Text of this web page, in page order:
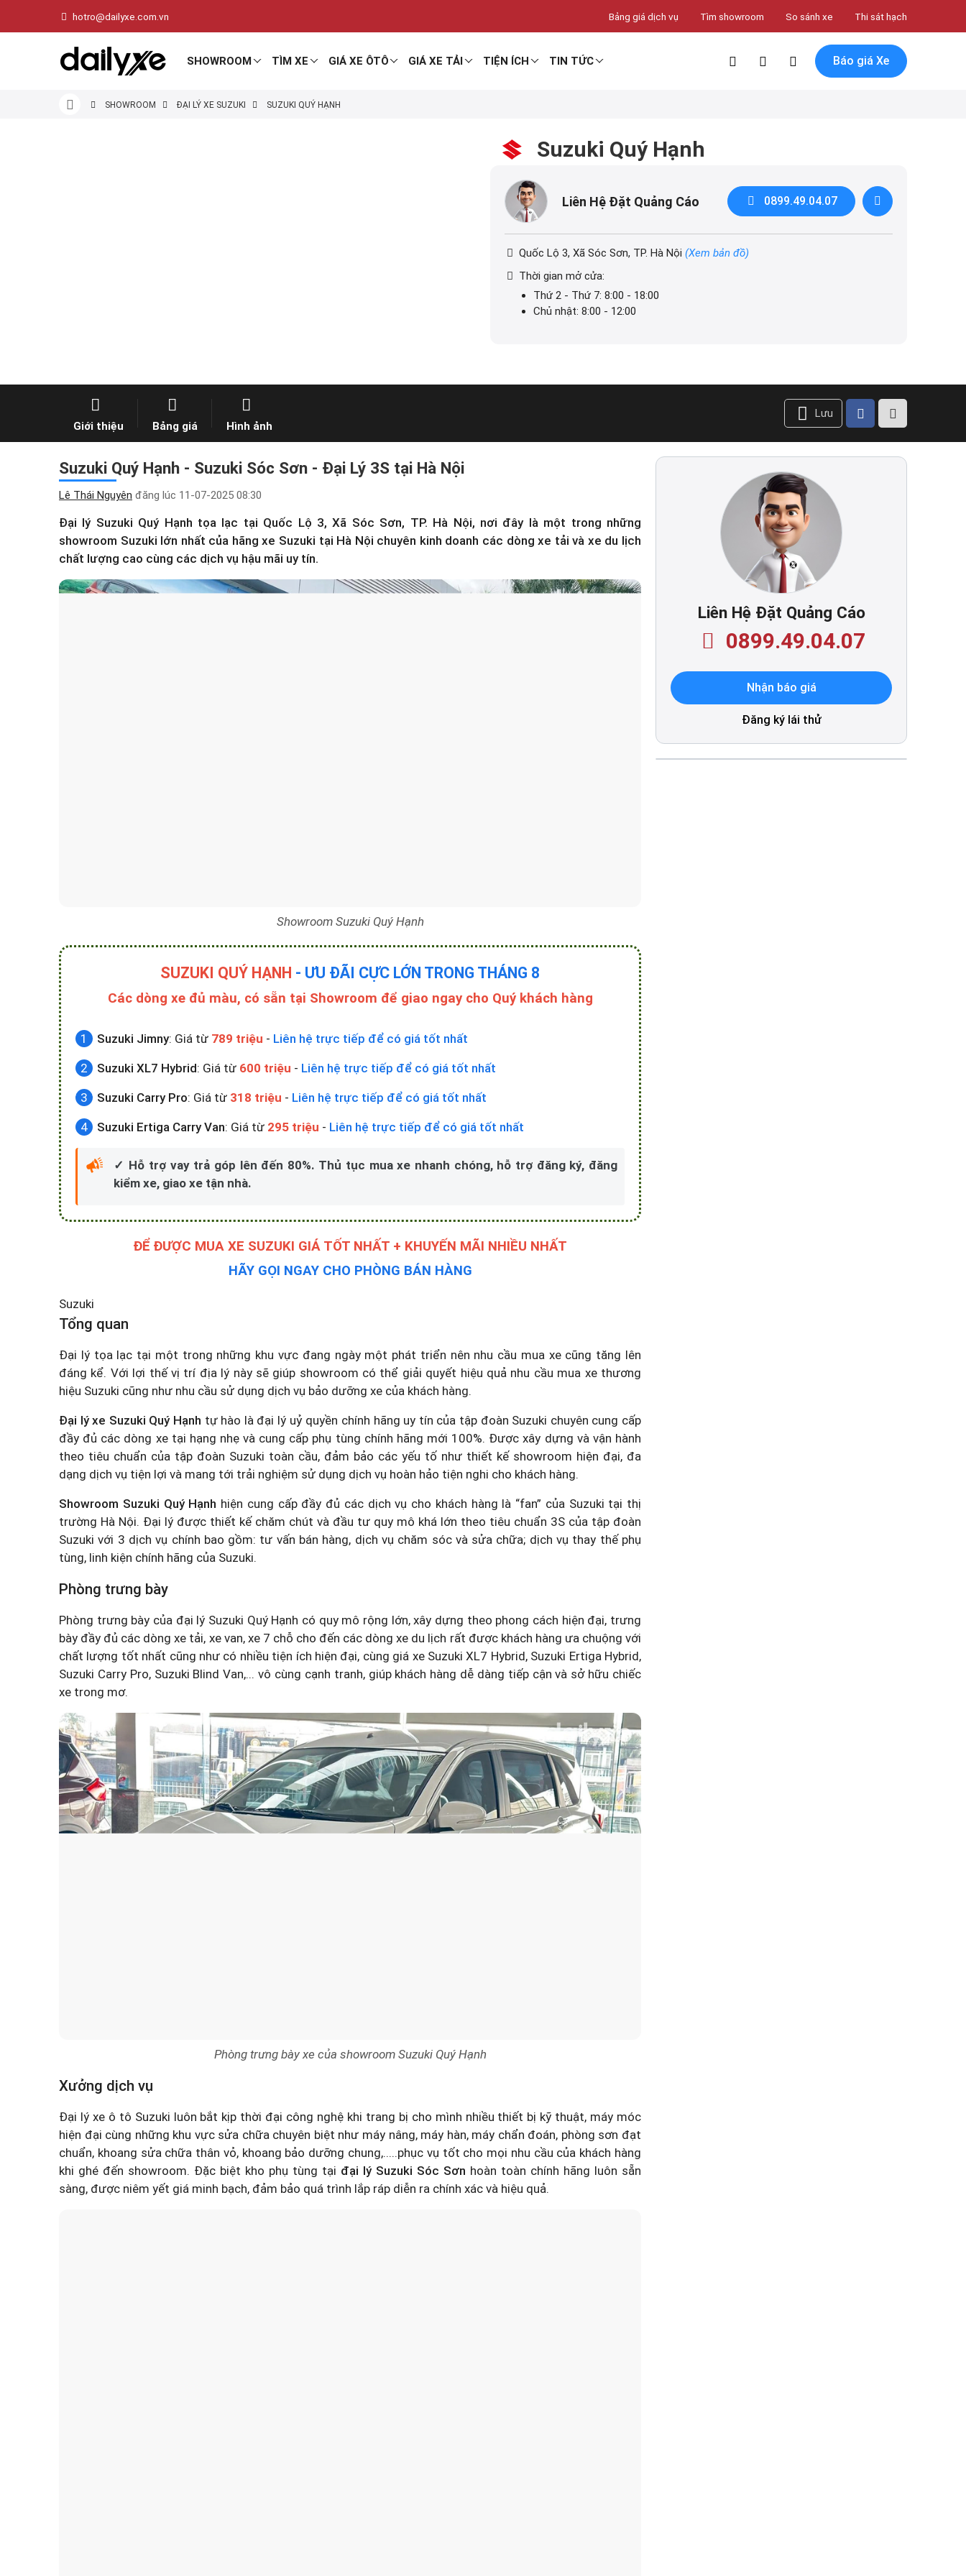
hotro@dailyxe.com.vn Bảng giá dịch vụ Tìm showroom So sánh xe Thi sát hạch
SHOWROOM TÌM XE GIÁ XE ÔTÔ GIÁ XE TẢI TIỆN ÍCH TIN TỨC Báo giá Xe
SHOWROOM ĐẠI LÝ XE SUZUKI SUZUKI QUÝ HẠNH
Suzuki Quý Hạnh
Liên Hệ Đặt Quảng Cáo 0899.49.04.07
Quốc Lộ 3, Xã Sóc Sơn, TP. Hà Nội (Xem bản đồ)
Thời gian mở cửa:
Thứ 2 - Thứ 7: 8:00 - 18:00
Chủ nhật: 8:00 - 12:00
Giới thiệu Bảng giá Hình ảnh
Lưu
Suzuki Quý Hạnh - Suzuki Sóc Sơn - Đại Lý 3S tại Hà Nội
Lê Thái Nguyên đăng lúc 11-07-2025 08:30
Đại lý Suzuki Quý Hạnh tọa lạc tại Quốc Lộ 3, Xã Sóc Sơn, TP. Hà Nội, nơi đây là một trong những
showroom Suzuki lớn nhất của hãng xe Suzuki tại Hà Nội chuyên kinh doanh các dòng xe tải và xe du lịch
chất lượng cao cùng các dịch vụ hậu mãi uy tín.
Showroom Suzuki Quý Hạnh
SUZUKI QUÝ HẠNH - ƯU ĐÃI CỰC LỚN TRONG THÁNG 8
Các dòng xe đủ màu, có sẵn tại Showroom để giao ngay cho Quý khách hàng
Suzuki Jimny: Giá từ 789 triệu - Liên hệ trực tiếp để có giá tốt nhất
Suzuki XL7 Hybrid: Giá từ 600 triệu - Liên hệ trực tiếp để có giá tốt nhất
Suzuki Carry Pro: Giá từ 318 triệu - Liên hệ trực tiếp để có giá tốt nhất
Suzuki Ertiga Carry Van: Giá từ 295 triệu - Liên hệ trực tiếp để có giá tốt nhất
✓ Hỗ trợ vay trả góp lên đến 80%. Thủ tục mua xe nhanh chóng, hỗ trợ đăng ký, đăng
kiểm xe, giao xe tận nhà.
ĐỂ ĐƯỢC MUA XE SUZUKI GIÁ TỐT NHẤT + KHUYẾN MÃI NHIỀU NHẤT
HÃY GỌI NGAY CHO PHÒNG BÁN HÀNG
Suzuki
Tổng quan
Đại lý tọa lạc tại một trong những khu vực đang ngày một phát triển nên nhu cầu mua xe cũng tăng lên
đáng kể. Với lợi thế vị trí địa lý này sẽ giúp showroom có thể giải quyết hiệu quả nhu cầu mua xe thương
hiệu Suzuki cũng như nhu cầu sử dụng dịch vụ bảo dưỡng xe của khách hàng.
Đại lý xe Suzuki Quý Hạnh tự hào là đại lý uỷ quyền chính hãng uy tín của tập đoàn Suzuki chuyên cung cấp
đầy đủ các dòng xe tại hạng nhẹ và cung cấp phụ tùng chính hãng mới 100%. Được xây dựng và vận hành
theo tiêu chuẩn của tập đoàn Suzuki toàn cầu, đảm bảo các yếu tố như thiết kế showroom hiện đại, đa
dạng dịch vụ tiện lợi và mang tới trải nghiệm sử dụng dịch vụ hoàn hảo tiện nghi cho khách hàng.
Showroom Suzuki Quý Hạnh hiện cung cấp đầy đủ các dịch vụ cho khách hàng là “fan” của Suzuki tại thị
trường Hà Nội. Đại lý được thiết kế chăm chút và đầu tư quy mô khá lớn theo tiêu chuẩn 3S của tập đoàn
Suzuki với 3 dịch vụ chính bao gồm: tư vấn bán hàng, dịch vụ chăm sóc và sửa chữa; dịch vụ thay thế phụ
tùng, linh kiện chính hãng của Suzuki.
Phòng trưng bày
Phòng trưng bày của đại lý Suzuki Quý Hạnh có quy mô rộng lớn, xây dựng theo phong cách hiện đại, trưng
bày đầy đủ các dòng xe tải, xe van, xe 7 chỗ cho đến các dòng xe du lịch rất được khách hàng ưa chuộng với
chất lượng tốt nhất cũng như có nhiều tiện ích hiện đại, cùng giá xe Suzuki XL7 Hybrid, Suzuki Ertiga Hybrid,
Suzuki Carry Pro, Suzuki Blind Van,... vô cùng cạnh tranh, giúp khách hàng dễ dàng tiếp cận và sở hữu chiếc
xe trong mơ.
Phòng trưng bày xe của showroom Suzuki Quý Hạnh
Xưởng dịch vụ
Đại lý xe ô tô Suzuki luôn bắt kịp thời đại công nghệ khi trang bị cho mình nhiều thiết bị kỹ thuật, máy móc
hiện đại cùng những khu vực sửa chữa chuyên biệt như máy nâng, máy hàn, máy chẩn đoán, phòng sơn đạt
chuẩn, khoang sửa chữa thân vỏ, khoang bảo dưỡng chung,.....phục vụ tốt cho mọi nhu cầu của khách hàng
khi ghé đến showroom. Đặc biệt kho phụ tùng tại đại lý Suzuki Sóc Sơn hoàn toàn chính hãng luôn sẵn
sàng, được niêm yết giá minh bạch, đảm bảo quá trình lắp ráp diễn ra chính xác và hiệu quả.
Liên Hệ Đặt Quảng Cáo
0899.49.04.07
Nhận báo giá
Đăng ký lái thử